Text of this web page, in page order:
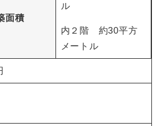
面積
ル
内２階 約30平方
メートル